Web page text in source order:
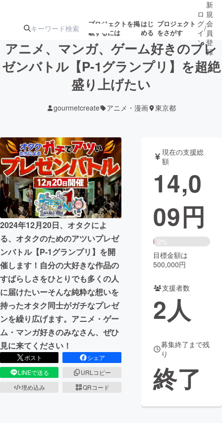
プロジェクトを掲
載するには
はじ
める
プロジェクト
をさがす
注目の新着プロ募集終了が近いプ
テクノロジー・ガジェット
映像・映画 書籍・雑誌
ビジネス・起業 チャレンジ
まちづくり・地域活性化
CAMPFIRE for Social Good
CAMPFIRE Creation
CAMPFIREふるさと納税machi-ya コミュニティ
ロ
グ
イ
ン
/
新
規
会
員
登
録
アニメ、マンガ、ゲーム好きのプレ
ゼンバトル【P-1グランプリ】を超絶
盛り上げたい
gourmetcreate アニメ・漫画 東京都
2024年12月20日、オタクによ
る、オタクのためのアツいプレゼ
ンバトル【P-1グランプリ】を開
催します！自分の大好きな作品の
すばらしさをひとりでも多くの人
に届けたいーそんな純粋な想いを
持ったオタク同士がガチなプレゼ
ンを繰り広げます。アニメ・ゲー
ム・マンガ好きのみなさん、ぜひ
見に来てください！
ポスト
シェア
LINEで送る
URLコピー
埋め込み
QRコード
現在の支援総
額
14,0
09円
2%
目標金額は
500,000円
支援者数
2人
募集終了まで残
り
終了